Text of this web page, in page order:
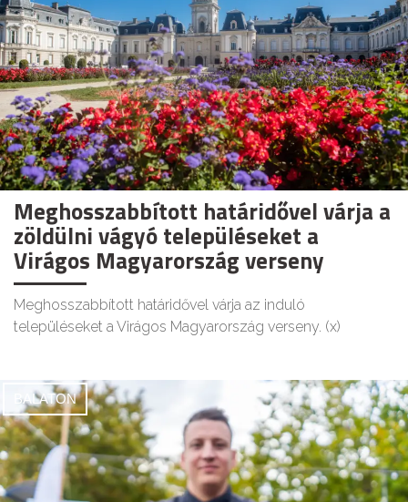
Meghosszabbított határidővel várja a
zöldülni vágyó településeket a
Virágos Magyarország verseny
Meghosszabbított határidővel várja az induló
településeket a Virágos Magyarország verseny. (x)
BALATON